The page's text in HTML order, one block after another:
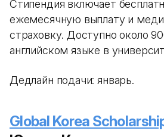
Стипендия включает
ежемесячную выплату и
страховку. Доступно около
английском языке в
Дедлайн подачи: январь.
Global Korea